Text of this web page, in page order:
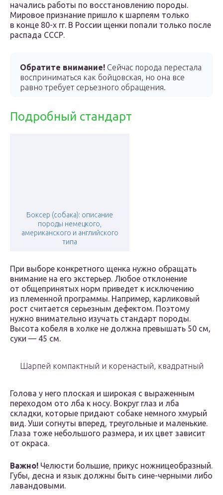
начались работы по восстановлению породы.
Мировое признание пришло к шарпеям только
в конце 80-х гг. В России щенки попали только после
распада СССР.
Обратите внимание! Сейчас порода перестала
восприниматься как бойцовская, но она все
равно требует серьезного обращения.
Подробный стандарт
Боксер (собака): описание
породы немецкого,
американского и английского
типа
При выборе конкретного щенка нужно обращать
внимание на его экстерьер. Любое отклонение
от общепринятых норм приведет к исключению
из племенной программы. Например, карликовый
рост считается серьезным дефектом. Поэтому
нужно внимательно изучать стандарт породы.
Высота кобеля в холке не должна превышать 50 см,
суки — 45 см.
Шарпей компактный и коренастый, квадратный
Голова у него плоская и широкая с выраженным
переходом ото лба к носу. Вокруг глаз и лба
складки, которые придают собаке немного хмурый
вид. Уши согнуты вперед, треугольные и маленькие.
Глаза тоже небольшого размера, и их цвет зависит
от окраса.
Важно! Челюсти большие, прикус ножницеобразный.
Губы, десна и язык должны быть сине-черными либо
лавандовыми.